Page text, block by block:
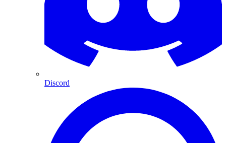
Discord